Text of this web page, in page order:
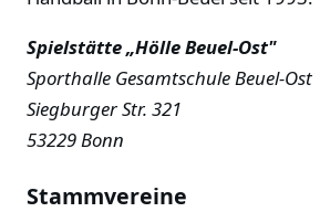
Spielstätte „Hölle Beuel-Ost"
Sporthalle Gesamtschule Beuel-Ost
Siegburger Str. 321
53229 Bonn
Stammvereine